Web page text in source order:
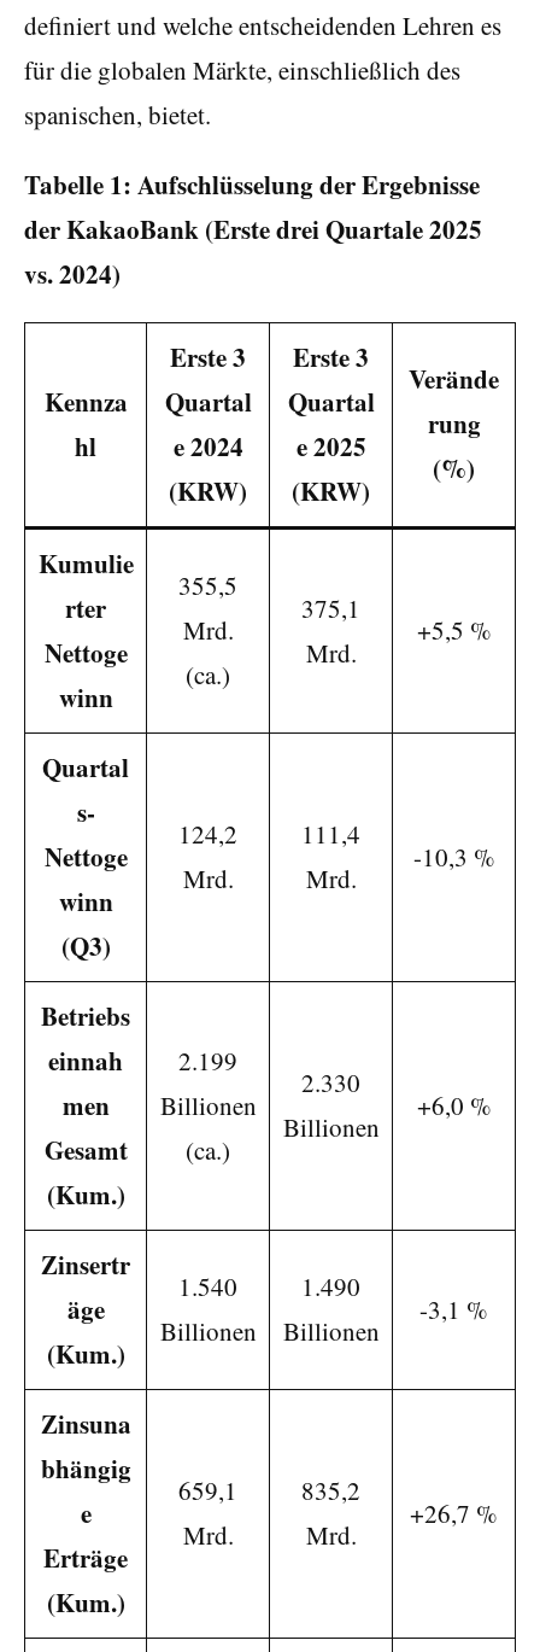
definiert und welche entscheidenden Lehren es
für die globalen Märkte, einschließlich des
spanischen, bietet.
Tabelle 1: Aufschlüsselung der Ergebnisse
der KakaoBank (Erste drei Quartale 2025
vs. 2024)
Kennza
hl
Erste 3
Quartal
e 2024
(KRW)
Erste 3
Quartal
e 2025
(KRW)
Verände
rung
(%)
Kumulie
rter
Nettoge
winn
355,5
Mrd.
(ca.)
375,1
Mrd.
+5,5 %
Quartal
s-
Nettoge
winn
(Q3)
124,2
Mrd.
111,4
Mrd.
-10,3 %
Betriebs
einnah
men
Gesamt
(Kum.)
2.199
Billionen
(ca.)
2.330
Billionen
+6,0 %
Zinsertr
äge
(Kum.)
1.540
Billionen
1.490
Billionen
-3,1 %
Zinsuna
bhängig
e
Erträge
(Kum.)
659,1
Mrd.
835,2
Mrd.
+26,7 %